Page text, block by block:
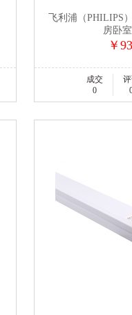
飞利浦（PHILIPS
房卧
￥
成交
0